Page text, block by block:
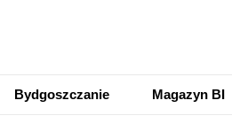
Bydgoszczanie Magazyn BI